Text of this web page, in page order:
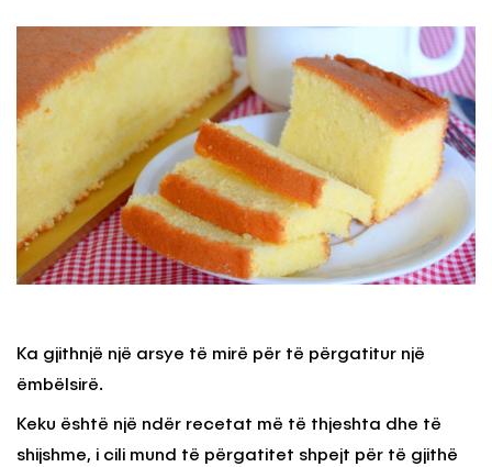
Ka gjithnjë një arsye të mirë për të përgatitur një
ëmbëlsirë.
Keku është një ndër recetat më të thjeshta dhe të
shijshme, i cili mund të përgatitet shpejt për të gjithë